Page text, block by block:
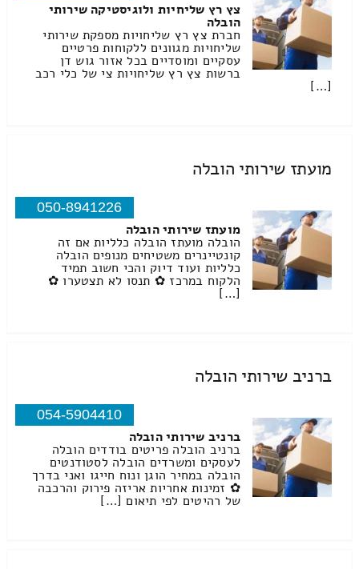
צץ רץ שליחיות ולוגיסטיקה שירותי
הובלה
חברת צץ רץ שליחויות מספקת שירותי
שליחויות מגוונים ללקוחות פרטיים
עסקיים ומוסדיים בכל אזור גוש דן
ברשות צץ רץ שליחויות צי של כלי רכב
[…]
מועתז שירותי הובלה
050-8941226
מועתז שירותי הובלה
הובלה מועתז הובלה כלליות אם זה
קונטיינרים משטיחים מנופים הובלה
כלליות ועוד דיוק והכי חשוב תמיד
הלקוח במרכז ✿ תנסו לא תצטערו ✿
[…]
ברניב שירותי הובלה
054-5904410
ברניב שירותי הובלה
ברניב הובלה פריטים בודדים הובלה
לעסקים ומשרדים הובלה לסטודנטים
הובלה במחיר הוגן ונוח חייגו ואני בדרך
✿ זמינות אחריות אריזה פירוק והרכבה
של רהיטים לפי תיאום […]